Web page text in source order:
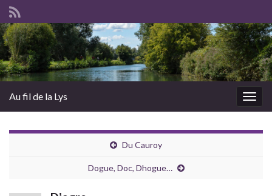
Au fil de la Lys
Du Cauroy
Dogue, Doc, Dhogue…